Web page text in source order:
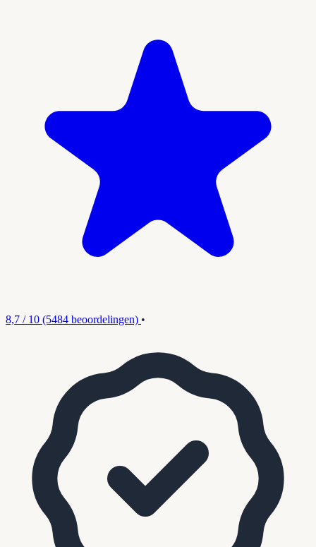
8,7 / 10 (5484 beoordelingen) •